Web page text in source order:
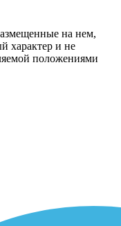
на нем,
характер и не
положениями